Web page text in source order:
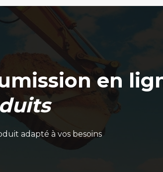
en
adapté à vos besoins